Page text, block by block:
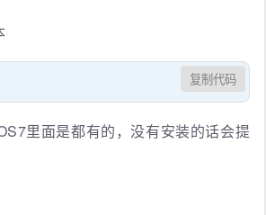
复制代码
里面是都有的，没有安装的话会提